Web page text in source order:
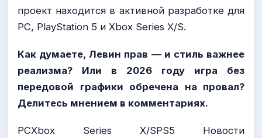
проект находится в активной разработке для
PC, PlayStation 5 и Xbox Series X/S.
Как думаете, Левин прав — и стиль важнее
реализма? Или в 2026 году игра без
передовой графики обречена на провал?
Делитесь мнением в комментариях.
PCXbox Series X/SPS5 Новости